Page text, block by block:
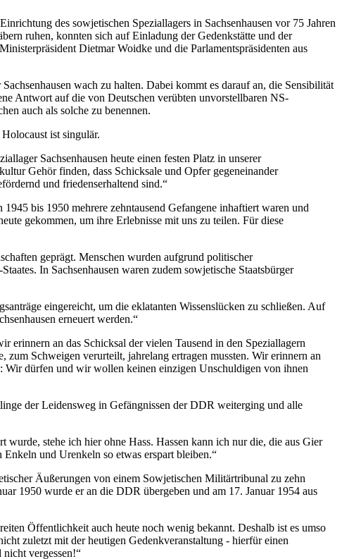
des sowjetischen Speziallagers in Sachsenhausen vor 75 Jahren
ruhen, konnten sich auf Einladung der Gedenkstätte und der
Dietmar Woidke und die Parlamentspräsidenten aus
wach zu halten. Dabei kommt es darauf an, die Sensibilität
Antwort auf die von Deutschen verübten unvorstellbaren NS-
auch als solche zu benennen.
ist singulär.
Sachsenhausen heute einen festen Platz in unserer
Gehör finden, dass Schicksale und Opfer gegeneinander
und friedenserhaltend sind.“
bis 1950 mehrere zehntausend Gefangene inhaftiert waren und
gekommen, um ihre Erlebnisse mit uns zu teilen. Für diese
geprägt. Menschen wurden aufgrund politischer
In Sachsenhausen waren zudem sowjetische Staatsbürger
eingereicht, um die eklatanten Wissenslücken zu schließen. Auf
erneuert werden.“
erinnern an das Schicksal der vielen Tausend in den Speziallagern
Schweigen verurteilt, jahrelang ertragen mussten. Wir erinnern an
Wir dürfen und wir wollen keinen einzigen Unschuldigen von ihnen
der Leidensweg in Gefängnissen der DDR weiterging und alle
stehe ich hier ohne Hass. Hassen kann ich nur die, die aus Gier
und Urenkeln so etwas erspart bleiben.“
Äußerungen von einem Sowjetischen Militärtribunal zu zehn
1950 wurde er an die DDR übergeben und am 17. Januar 1954 aus
Öffentlichkeit auch heute noch wenig bekannt. Deshalb ist es umso
zuletzt mit der heutigen Gedenkveranstaltung - hierfür einen
vergessen!“